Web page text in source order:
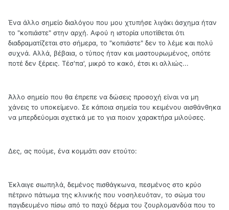
Ένα άλλο σημείο διαλόγου που μου χτυπήσε λιγάκι άσχημα ήταν
το "κοπιάστε" στην αρχή. Αφού η ιστορία υποτίθεται ότι
διαδραματίζεται στο σήμερα, το "κοπιάστε" δεν το λέμε και πολύ
συχνά. Αλλά, βέβαια, ο τύπος ήταν και μαστουρωμένος, οπότε
ποτέ δεν ξέρεις. Τέσ'πα', μικρό το κακό, έτσι κι αλλιώς...
Άλλο σημείο που θα έπρεπε να δώσεις προσοχή είναι να μη
χάνεις το υποκείμενο. Σε κάποια σημεία του κειμένου αισθάνθηκα
να μπερδεύομαι σχετικά με το για ποιον χαρακτήρα μιλούσες.
Δες, ας πούμε, ένα κομμάτι σαν ετούτο:
Έκλαιγε σιωπηλά, δεμένος πισθάγκωνα, πεσμένος στο κρύο
πέτρινο πάτωμα της κλινικής που νοσηλευόταν, το σώμα του
παγιδευμένο πίσω από το παχύ δέρμα του ζουρλομανδύα που το